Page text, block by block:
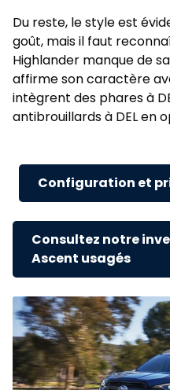
Du reste, le style est
goût, mais il faut
Highlander manque de
affirme son caractère
intègrent des phares à
antibrouillards à DEL en
Configuration et
Consultez notre
Ascent usagés